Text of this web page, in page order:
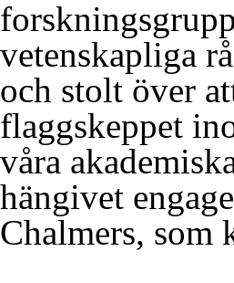
vetenskapliga
och stolt över
flaggskeppet
våra
hängivet
Chalmers, som